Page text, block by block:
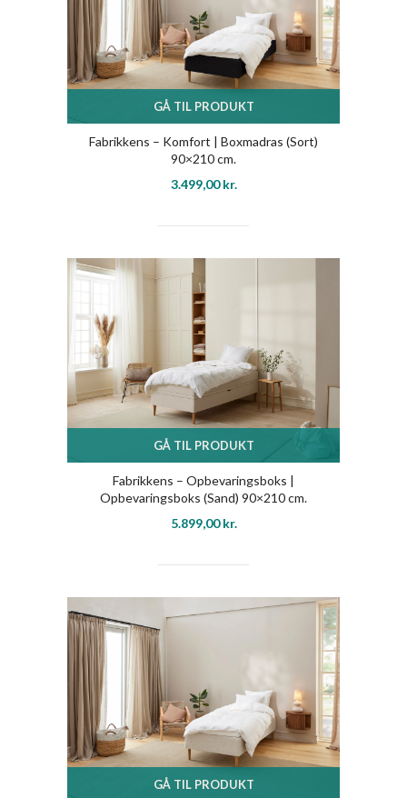
GÅ TIL PRODUKT
Fabrikkens – Komfort | Boxmadras (Sort)
90×210 cm.
3.499,00kr.
GÅ TIL PRODUKT
Fabrikkens – Opbevaringsboks |
Opbevaringsboks (Sand) 90×210 cm.
5.899,00kr.
GÅ TIL PRODUKT